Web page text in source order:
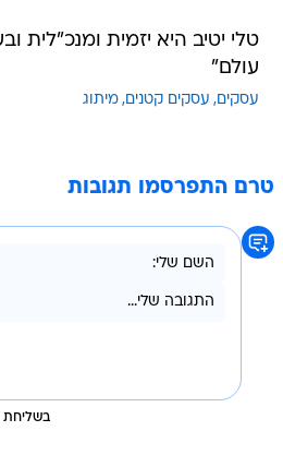
טלי יטיב היא יזמית ומנכ"לית
עולם"
עסקים עסקים קטנים מיתוג
טרם התפרסמו תגובות
בשליחת